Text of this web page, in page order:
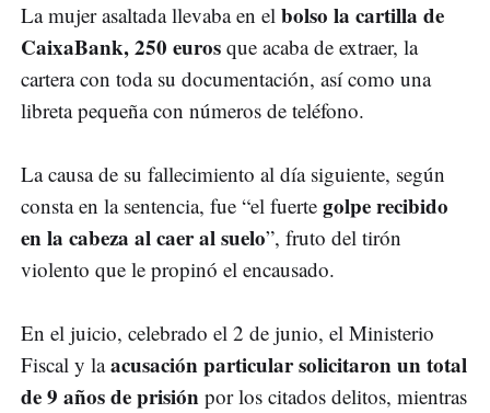
La mujer asaltada llevaba en el bolso la cartilla de
CaixaBank, 250 euros que acaba de extraer, la
cartera con toda su documentación, así como una
libreta pequeña con números de teléfono.
La causa de su fallecimiento al día siguiente, según
consta en la sentencia, fue “el fuerte golpe recibido
en la cabeza al caer al suelo”, fruto del tirón
violento que le propinó el encausado.
En el juicio, celebrado el 2 de junio, el Ministerio
Fiscal y laacusación particular solicitaron un total
de 9 años de prisión por los citados delitos, mientras